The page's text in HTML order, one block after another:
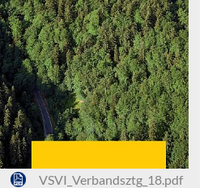
VSVI_Verbandsztg_18.pdf